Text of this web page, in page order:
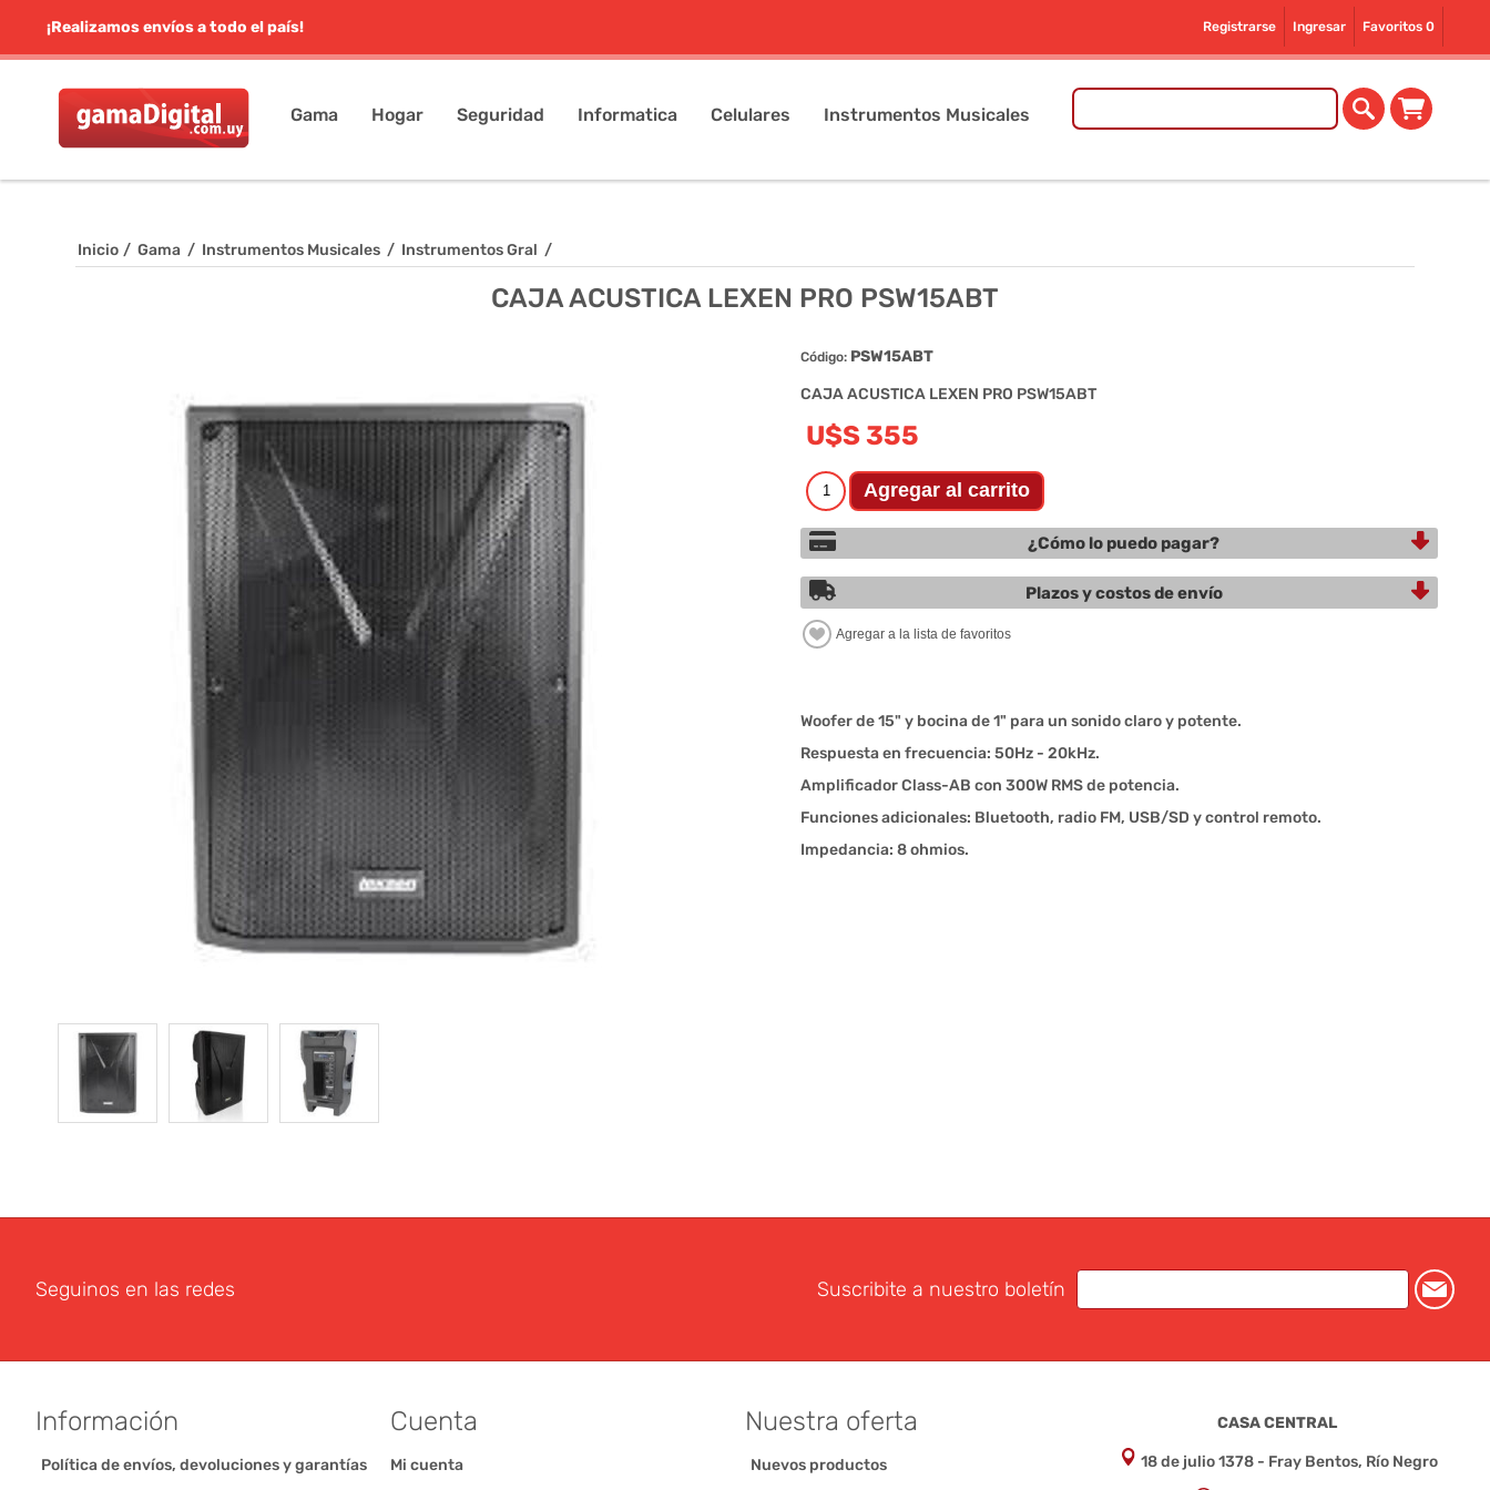
Registrarse Ingresar Favoritos 0
¡Realizamos envíos a todo el país!
Gama Hogar Seguridad Informatica Celulares Instrumentos Musicales
Inicio / Gama / Instrumentos Musicales / Instrumentos Gral /
CAJA ACUSTICA LEXEN PRO PSW15ABT
Código: PSW15ABT
CAJA ACUSTICA LEXEN PRO PSW15ABT
U$S 355
¿Cómo lo puedo pagar?
Plazos y costos de envío
Woofer de 15" y bocina de 1" para un sonido claro y potente.
Respuesta en frecuencia: 50Hz - 20kHz.
Amplificador Class-AB con 300W RMS de potencia.
Funciones adicionales: Bluetooth, radio FM, USB/SD y control remoto.
Impedancia: 8 ohmios.
Seguinos en las redes Suscribite a nuestro boletín
Información
Política de envíos, devoluciones y garantías
Cuenta
Mi cuenta
Nuestra oferta
Nuevos productos
CASA CENTRAL
18 de julio 1378 - Fray Bentos, Río Negro